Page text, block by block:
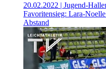
20.02.2022 | Jugend-
Favoritensieg: Lara-
Abstand